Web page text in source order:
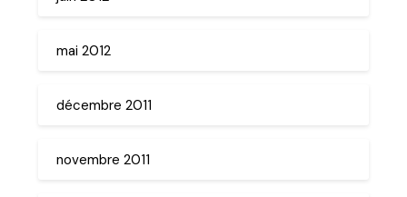
mai 2012
décembre 2011
novembre 2011